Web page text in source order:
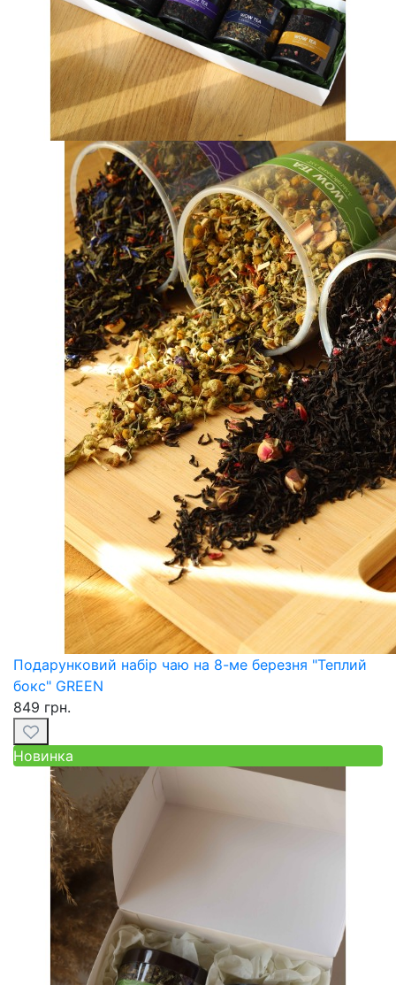
Подарунковий набір чаю на 8-ме березня "Теплий
бокс" GREEN
849 грн.
Новинка